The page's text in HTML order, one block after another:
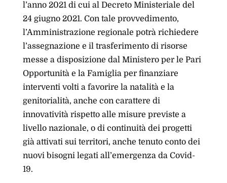
l’anno 2021 di cui al Decreto Ministeriale del
24 giugno 2021. Con tale provvedimento,
l’Amministrazione regionale potrà richiedere
l’assegnazione e il trasferimento di risorse
messe a disposizione dal Ministero per le Pari
Opportunità e la Famiglia per finanziare
interventi volti a favorire la natalità e la
genitorialità, anche con carattere di
innovatività rispetto alle misure previste a
livello nazionale, o di continuità dei progetti
già attivati sui territori, anche tenuto conto dei
nuovi bisogni legati all’emergenza da Covid-
19.